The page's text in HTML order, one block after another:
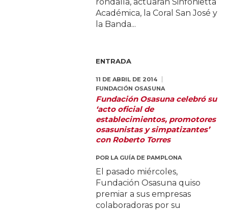
Académica, la Coral San José y
la Banda...
ENTRADA
11 DE ABRIL DE 2014
FUNDACIÓN OSASUNA
Fundación Osasuna celebró su
‘acto oficial de
establecimientos, promotores
osasunistas y simpatizantes’
con Roberto Torres
POR LA GUÍA DE PAMPLONA
El pasado miércoles,
Fundación Osasuna quiso
premiar a sus empresas
colaboradoras por su